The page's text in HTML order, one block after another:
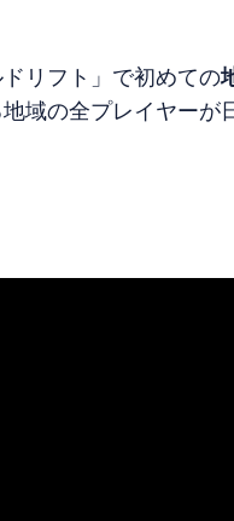
リフト」で初めての
域の全プレイヤーが